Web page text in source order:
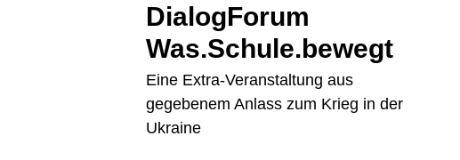
DialogForum
Was.Schule.bewegt
Eine Extra-Veranstaltung aus
gegebenem Anlass zum Krieg in der
Ukraine